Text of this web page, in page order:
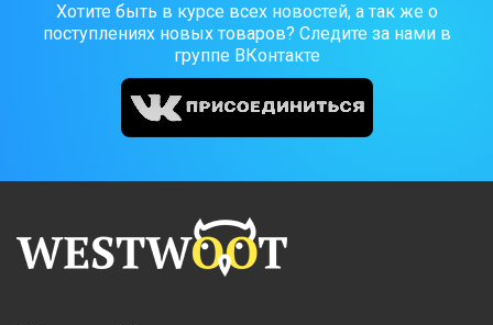
Хотите быть в курсе всех новостей, а так же о
поступлениях новых товаров? Следите за нами в
группе ВКонтакте